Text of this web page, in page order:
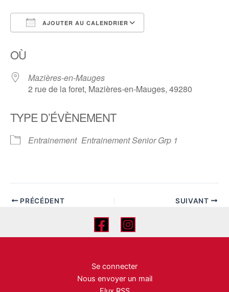
AJOUTER AU CALENDRIER
OÙ
Mazières-en-Mauges
2 rue de la foret, Mazières-en-Mauges, 49280
TYPE D’ÉVÈNEMENT
Entrainement Entrainement Senior Grp 1
PRÉCÉDENT SUIVANT
Se connecter
Nous envoyer un mail